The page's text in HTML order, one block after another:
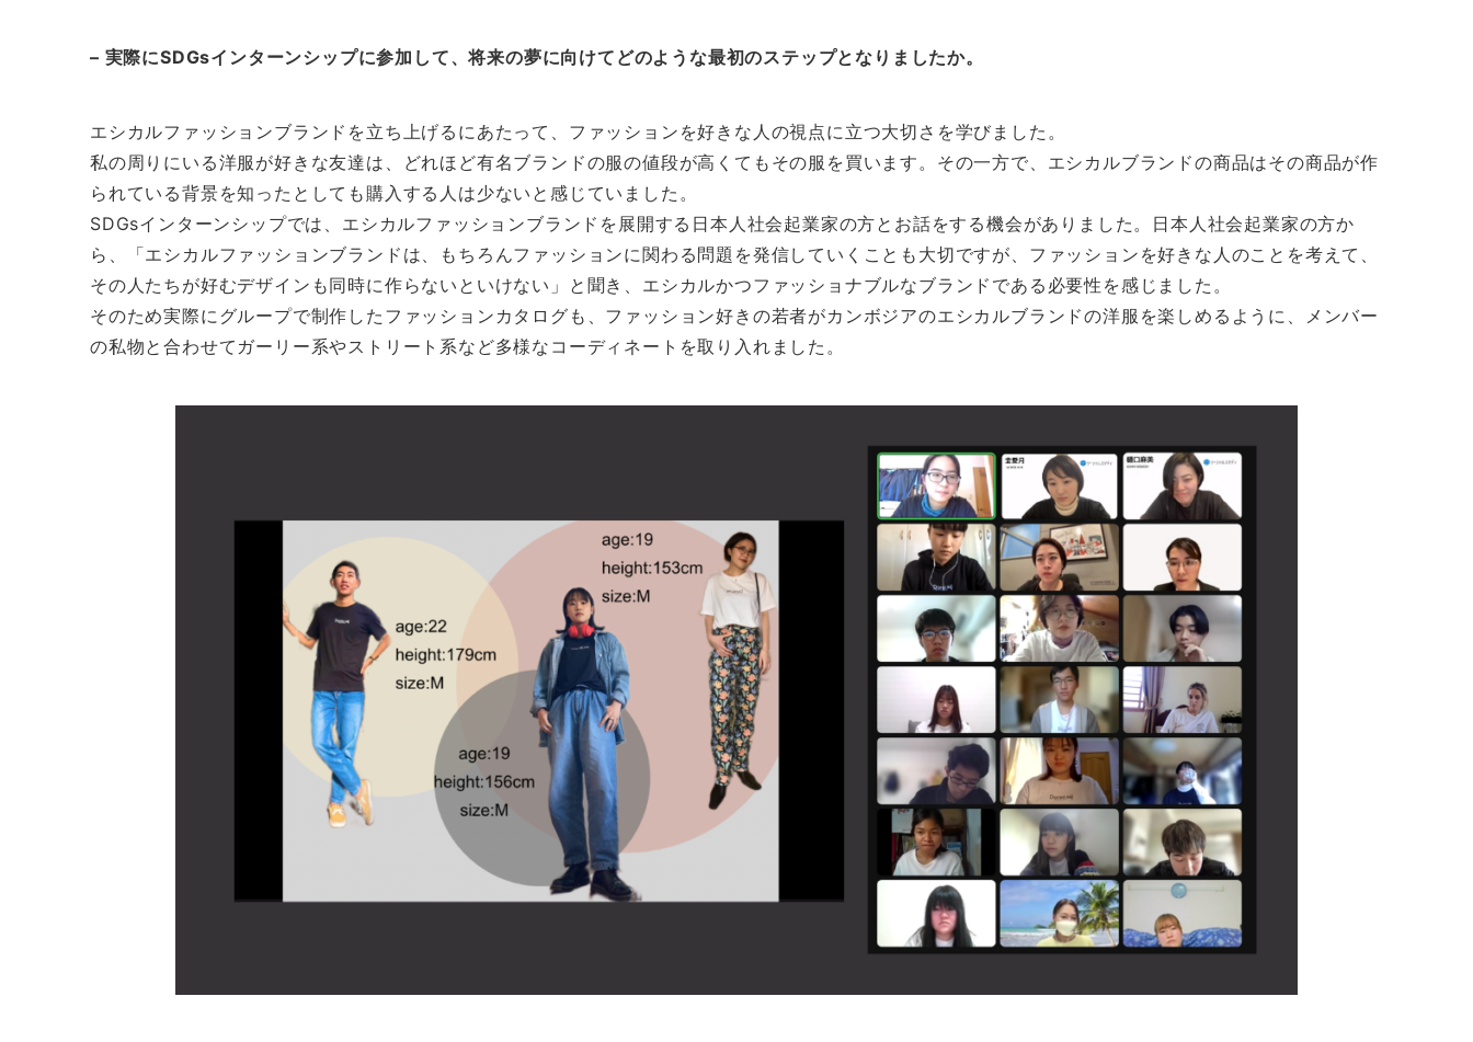
– 実際にSDGsインターンシップに参加して、将来の夢に向けてどのような最初のステップとなりましたか。
エシカルファッションブランドを立ち上げるにあたって、ファッションを好きな人の視点に立つ大切さを学びました。
私の周りにいる洋服が好きな友達は、どれほど有名ブランドの服の値段が高くてもその服を買います。その一方で、エシカルブランドの商品はその商品が作
られている背景を知ったとしても購入する人は少ないと感じていました。
SDGsインターンシップでは、エシカルファッションブランドを展開する日本人社会起業家の方とお話をする機会がありました。日本人社会起業家の方か
ら、「エシカルファッションブランドは、もちろんファッションに関わる問題を発信していくことも大切ですが、ファッションを好きな人のことを考えて、
その人たちが好むデザインも同時に作らないといけない」と聞き、エシカルかつファッショナブルなブランドである必要性を感じました。
そのため実際にグループで制作したファッションカタログも、ファッション好きの若者がカンボジアのエシカルブランドの洋服を楽しめるように、メンバー
の私物と合わせてガーリー系やストリート系など多様なコーディネートを取り入れました。